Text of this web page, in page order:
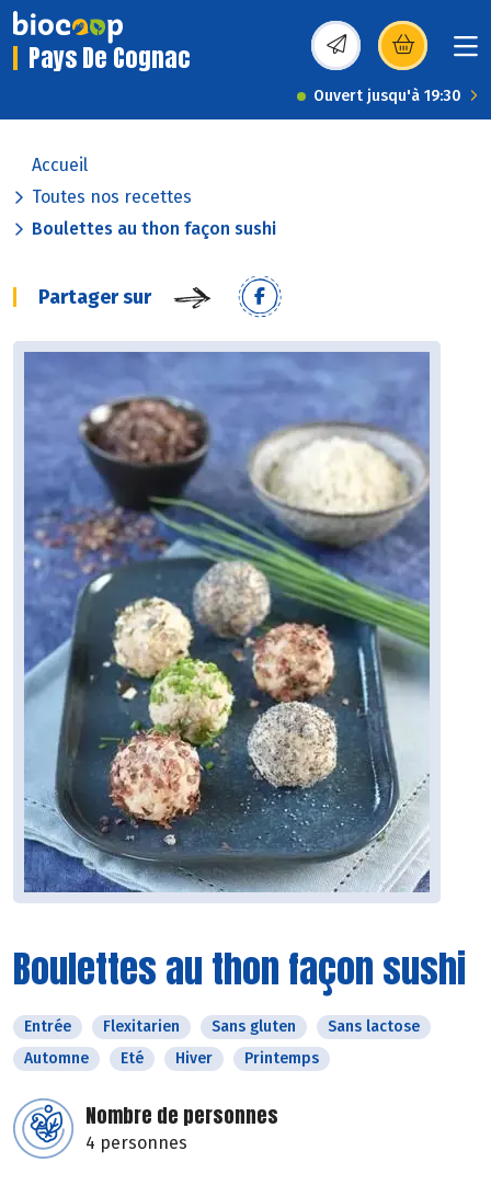
Pays De Cognac (s’ouvre dans une
Ouvert jusqu'à 19:30
Accueil
Toutes nos recettes
Boulettes au thon façon sushi
Partager sur
Boulettes au thon façon sushi
Entrée Flexitarien Sans gluten
Sans lactose
Automne
Eté Hiver Printemps
Nombre de personnes
4 personnes